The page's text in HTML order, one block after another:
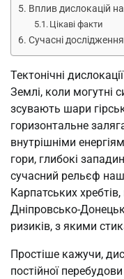
Вплив дислокацій
Цікаві факти
Сучасні
Тектонічні
Землі, коли могутні
зсувають шари
горизонтальне
внутрішніми
гори, глибокі
сучасний рельєф
Карпатських
Дніпровсько-
ризиків, з якими
Простіше кажучи,
постійної